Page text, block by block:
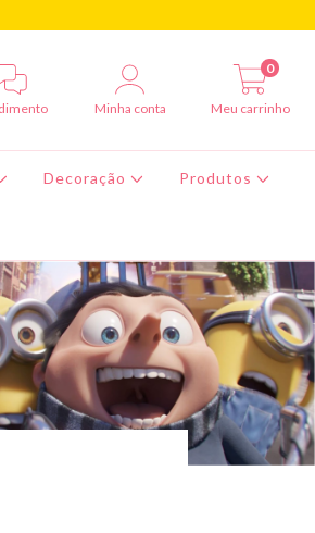
Minha conta Meu carrinho
0
Decoração Produtos